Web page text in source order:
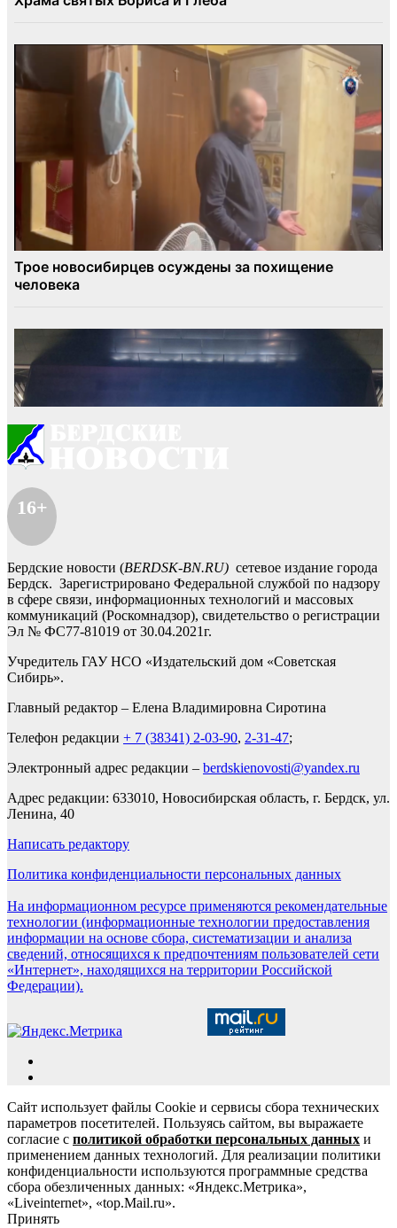
16+
Бердские новости (BERDSK-BN.RU) сетевое издание города
Бердск. Зарегистрировано Федеральной службой по надзору
в сфере связи, информационных технологий и массовых
коммуникаций (Роскомнадзор), свидетельство о регистрации
Эл № ФС77-81019 от 30.04.2021г.
Учредитель ГАУ НСО «Издательский дом «Советская
Сибирь».
Главный редактор – Елена Владимировна Сиротина
Телефон редакции + 7 (38341) 2-03-90, 2-31-47;
Электронный адрес редакции – berdskienovosti@yandex.ru
Адрес редакции: 633010, Новосибирская область, г. Бердск, ул.
Ленина, 40
Написать редактору
Политика конфиденциальности персональных данных
На информационном ресурсе применяются рекомендательные
технологии (информационные технологии предоставления
информации на основе сбора, систематизации и анализа
сведений, относящихся к предпочтениям пользователей сети
«Интернет», находящихся на территории Российской
Федерации).
Сайт использует файлы Cookie и сервисы сбора технических
параметров посетителей. Пользуясь сайтом, вы выражаете
согласие с политикой обработки персональных данных и
применением данных технологий. Для реализации политики
конфиденциальности используются программные средства
сбора обезличенных данных: «Яндекс.Метрика»,
«Liveinternet», «top.Mail.ru».
Принять